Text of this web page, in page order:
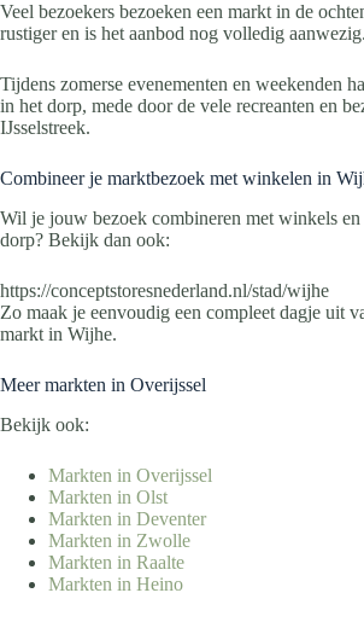
Veel bezoekers bezoeken een markt in de
rustiger en is het aanbod nog volledig aanwezig.
Tijdens zomerse evenementen en weekenden
in het dorp, mede door de vele recreanten en
IJsselstreek.
Combineer je marktbezoek met winkelen in
Wil je jouw bezoek combineren met winkels en
dorp? Bekijk dan ook:
https://conceptstoresnederland.nl/stad/wijhe
Zo maak je eenvoudig een compleet dagje uit
markt in Wijhe.
Meer markten in Overijssel
Bekijk ook:
Markten in Overijssel
Markten in Olst
Markten in Deventer
Markten in Zwolle
Markten in Raalte
Markten in Heino